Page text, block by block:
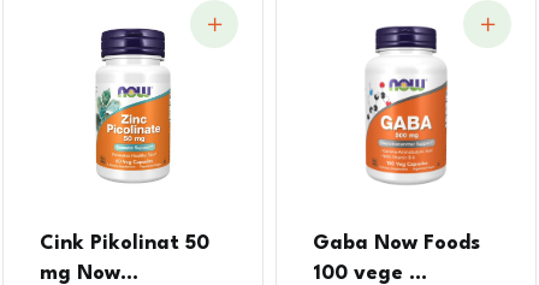
Cink Pikolinat 50
mg Now...
Gaba Now Foods
100 vege ...